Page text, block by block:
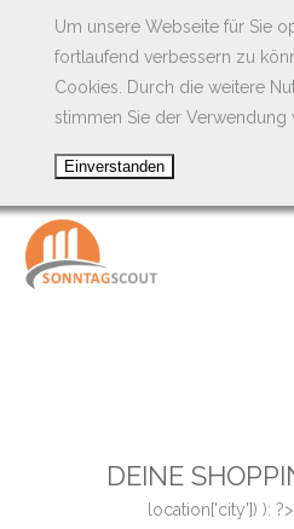
Um unsere Webseite für Sie
fortlaufend verbessern zu
Cookies. Durch die weitere
stimmen Sie der Verwendung
DEINE
location['city']) ): ?>